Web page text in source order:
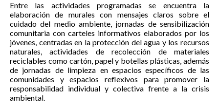
Entre las actividades programadas se encuentra la
elaboración de murales con mensajes claros sobre el
cuidado del medio ambiente, jornadas de sensibilización
comunitaria con carteles informativos elaborados por los
jóvenes, centradas en la protección del agua y los recursos
naturales, actividades de recolección de materiales
reciclables como cartón, papel y botellas plásticas, además
de jornadas de limpieza en espacios específicos de las
comunidades y espacios reflexivos para promover la
responsabilidad individual y colectiva frente a la crisis
ambiental.